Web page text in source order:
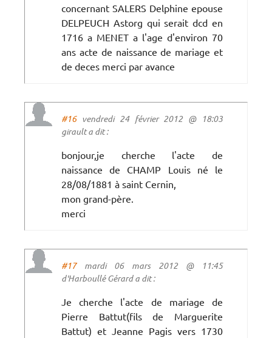
concernant SALERS Delphine epouse
DELPEUCH Astorg qui serait dcd en
1716 a MENET a l'age d'environ 70
ans acte de naissance de mariage et
de deces merci par avance
#16vendredi 24 février 2012 @ 18:03
girault a dit :
bonjour,je cherche l'acte de
naissance de CHAMP Louis né le
28/08/1881 à saint Cernin,
mon grand-père.
merci
#17mardi 06 mars 2012 @ 11:45
d'Harboullé Gérard a dit :
Je cherche l'acte de mariage de
Pierre Battut(fils de Marguerite
Battut) et Jeanne Pagis vers 1730